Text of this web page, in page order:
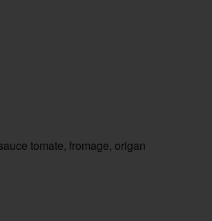
tomate, fromage, origan